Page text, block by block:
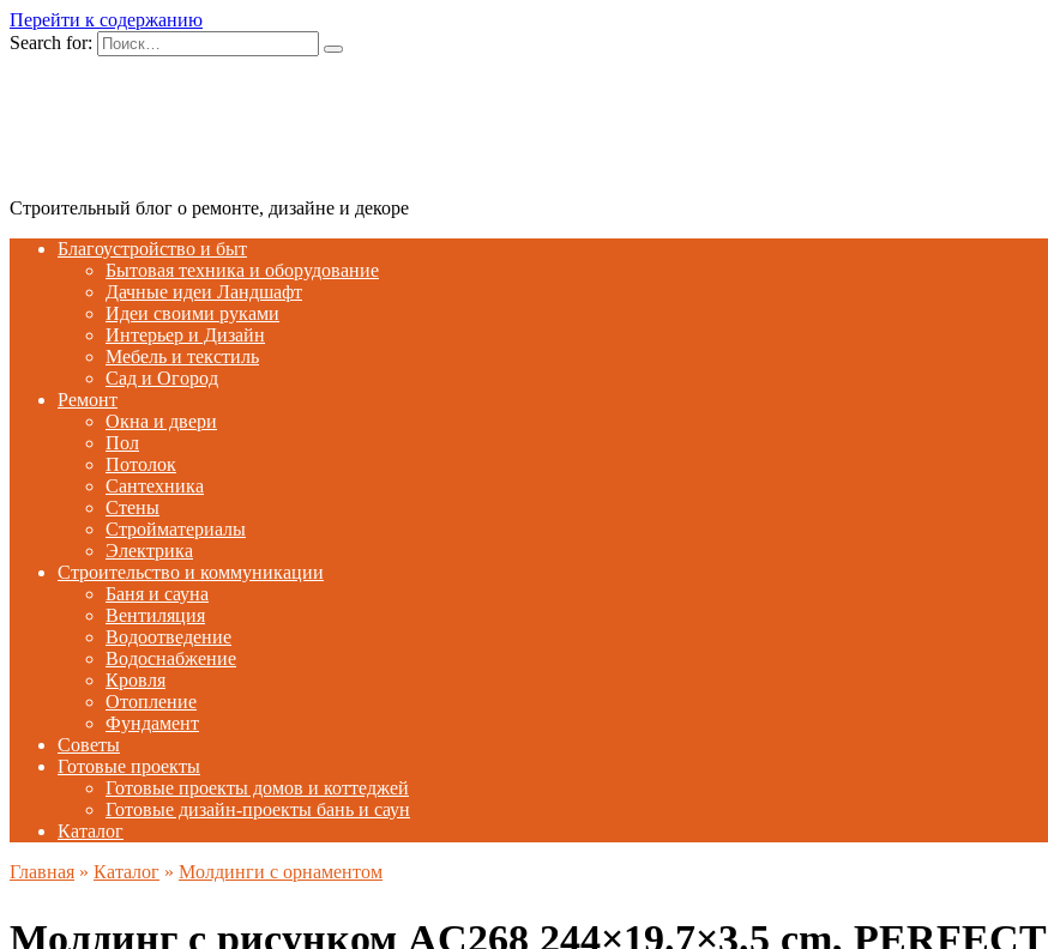
Перейти к содержанию
Search for:
Строительный блог о ремонте, дизайне и декоре
Благоустройство и быт
Бытовая техника и оборудование
Дачные идеи Ландшафт
Идеи своими руками
Интерьер и Дизайн
Мебель и текстиль
Сад и Огород
Ремонт
Окна и двери
Пол
Потолок
Сантехника
Стены
Стройматериалы
Электрика
Строительство и коммуникации
Баня и сауна
Вентиляция
Водоотведение
Водоснабжение
Кровля
Отопление
Фундамент
Советы
Готовые проекты
Готовые проекты домов и коттеджей
Готовые дизайн-проекты бань и саун
Каталог
Главная » Каталог » Молдинги с орнаментом
Молдинг с рисунком AC268 244×19.7×3.5 cm, PERFECT